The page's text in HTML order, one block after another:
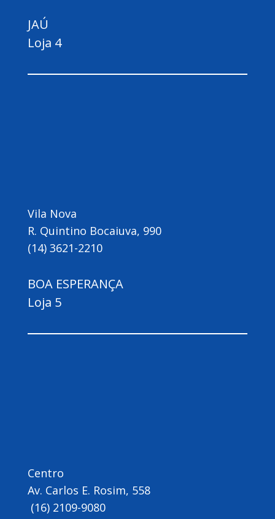
JAÚ
Loja 4
Vila Nova
R. Quintino Bocaiuva, 990
(14) 3621-2210
BOA ESPERANÇA
Loja 5
Centro
Av. Carlos E. Rosim, 558
(16) 2109-9080